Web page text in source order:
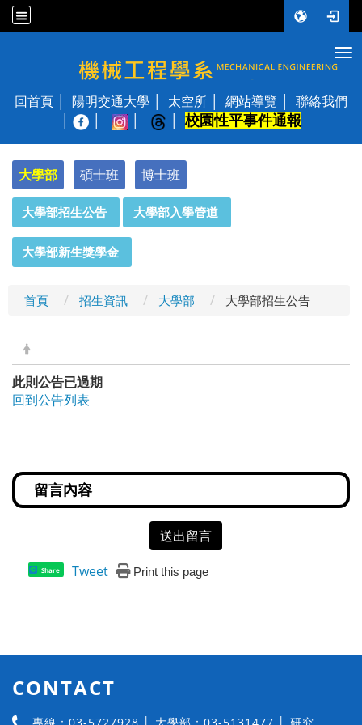
國立陽明交通大學 機械工程學系
回首頁 陽明交通大學 太空所 網站導覽
聯絡我們
校園性平事件通報
大學部 碩士班
博士班
大學部招生公告 大學部入學管道
大學部新生獎學金
首頁 招生資訊 大學部 大學部招生公告
此則公告已過期
回到公告列表
送出留言
Share Tweet Print this page
CONTACT